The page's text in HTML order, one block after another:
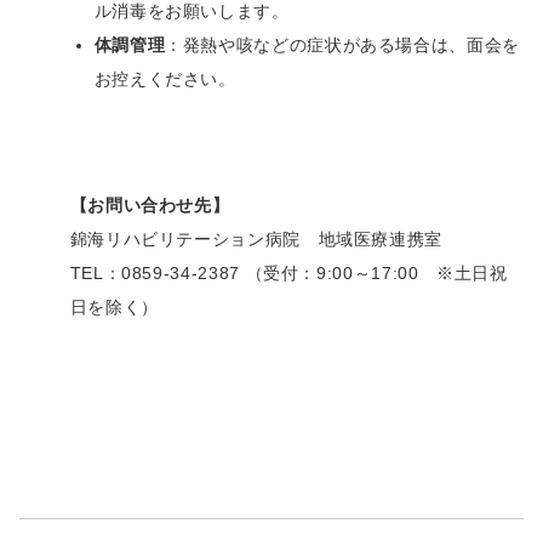
ル消毒をお願いします。
体調管理 ：発熱や咳などの症状がある場合は、面会を
お控えください。
【お問い合わせ先】
錦海リハビリテーション病院 地域医療連携室
TEL：0859-34-2387 （受付：9:00 ～ 17:00 ※ 土日祝
日を除く）